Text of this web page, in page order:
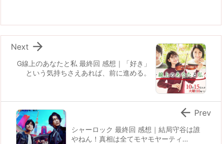
G線上のあなたと私 最終回 感想｜「好き」
という気持ちさえあれば、前に進める。

Next
シャーロック 最終回 感想｜結局守谷は誰
やねん！真相は全てモヤモヤーティ…
 Prev